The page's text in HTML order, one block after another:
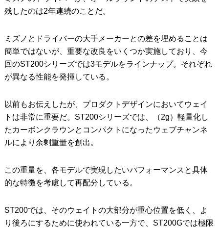
残したのは2年連続のことだ。
ミズノとドライバーの大手メーカーとの差を埋めることは
簡単ではないが、重要な改良をいくつか実施しており、今
回のST200シリーズでは3モデルをラインナップ。それぞれ
が異なる性能を発揮している。
以前もお伝えしたが、プロダクトデザインにおいてウェイ
トは非常に重要だ。ST200シリーズでは、（2g）軽量化し
たカーボンクラウンとコンパクトになったウェブチャンネ
ルにより余剰重量を創出。
この重量を、各モデルで実現したいパフォーマンスと具体
的な特徴を考慮して再配分している。
ST200では、そのウェイトの大部分が重心位置を低く、よ
り後ろにするために使われている一方で、ST200Gでは極限